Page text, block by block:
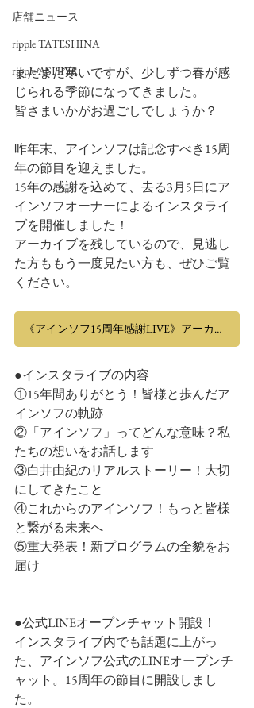
店舗ニュース
ripple TATESHINA
ripple ASHIYA
まだまだ寒いですが、少しずつ春が感
じられる季節になってきました。
皆さまいかがお過ごしでしょうか？
昨年末、アインソフは記念すべき15周
年の節目を迎えました。
15年の感謝を込めて、去る3月5日にア
インソフオーナーによるインスタライ
ブを開催しました！
アーカイブを残しているので、見逃し
た方ももう一度見たい方も、ぜひご覧
ください。
《アインソフ15周年感謝LIVE》アーカイブ
●インスタライブの内容
①15年間ありがとう！皆様と歩んだア
インソフの軌跡
②「アインソフ」ってどんな意味？私
たちの想いをお話します
③白井由紀のリアルストーリー！大切
にしてきたこと
④これからのアインソフ！もっと皆様
と繋がる未来へ
⑤重大発表！新プログラムの全貌をお
届け
●公式LINEオープンチャット開設！
インスタライブ内でも話題に上がっ
た、アインソフ公式のLINEオープンチ
ャット。15周年の節目に開設しまし
た。